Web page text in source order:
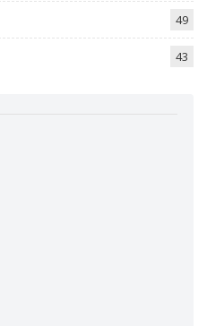
49
43